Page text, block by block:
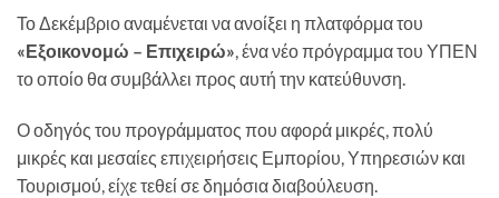
Το Δεκέμβριο αναμένεται να ανοίξει η πλατφόρμα του
«Εξοικονομώ – Επιχειρώ», ένα νέο πρόγραμμα του ΥΠΕΝ
το οποίο θα συμβάλλει προς αυτή την κατεύθυνση.
Ο οδηγός του προγράμματος που αφορά μικρές, πολύ
μικρές και μεσαίες επιχειρήσεις Εμπορίου, Υπηρεσιών και
Τουρισμού, είχε τεθεί σε δημόσια διαβούλευση.